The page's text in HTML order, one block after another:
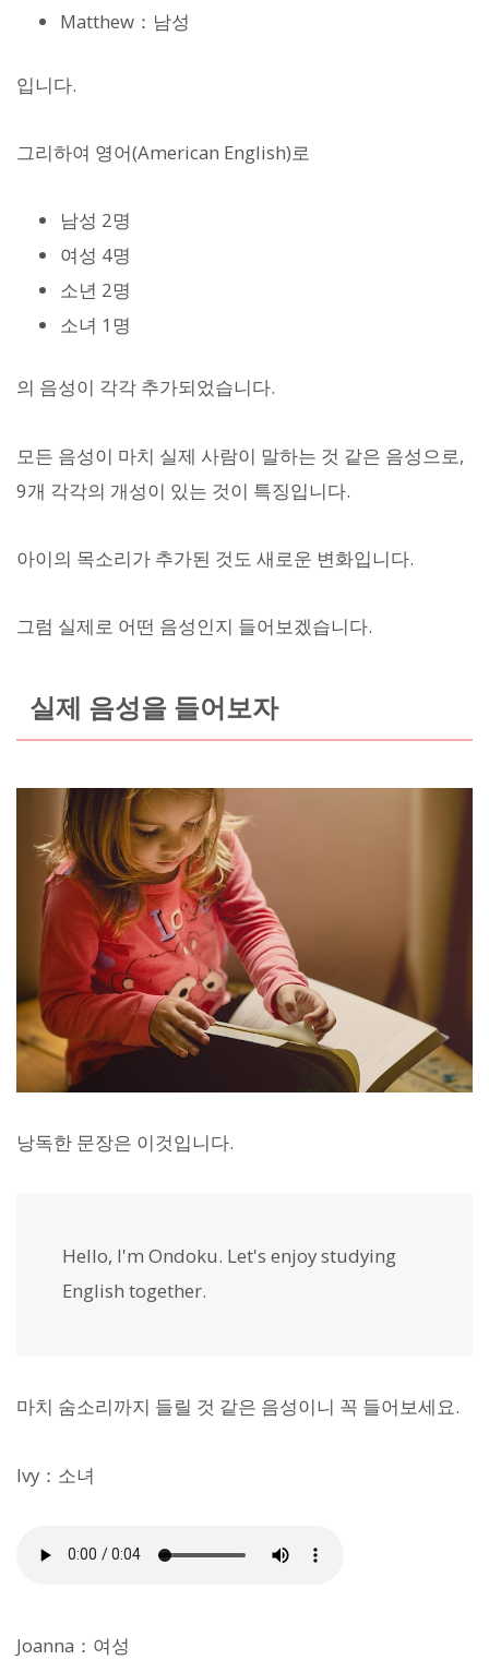
Matthew：남성
입니다.
그리하여 영어(American English)로
남성 2명
여성 4명
소년 2명
소녀 1명
의 음성이 각각 추가되었습니다.
모든 음성이 마치 실제 사람이 말하는 것 같은 음성으로,
9개 각각의 개성이 있는 것이 특징입니다.
아이의 목소리가 추가된 것도 새로운 변화입니다.
그럼 실제로 어떤 음성인지 들어보겠습니다.
실제 음성을 들어보자
낭독한 문장은 이것입니다.
Hello, I'm Ondoku. Let's enjoy studying
English together.
마치 숨소리까지 들릴 것 같은 음성이니 꼭 들어보세요.
Ivy：소녀
Joanna：여성